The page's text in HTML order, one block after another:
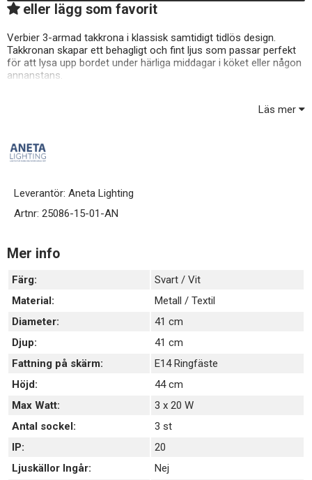
eller lägg som favorit
Verbier 3-armad takkrona i klassisk samtidigt tidlös design.
Takkronan skapar ett behagligt och fint ljus som passar perfekt
för att lysa upp bordet under härliga middagar i köket eller någon
annanstans.
Ljuskällor samt lamppropp ingår ej, köps separat.
Läs mer
Leverantör: Aneta Lighting
Artnr: 25086-15-01-AN
Mer info
Färg:
Svart / Vit
Material:
Metall / Textil
Diameter:
41 cm
Djup:
41 cm
Fattning på skärm:
E14 Ringfäste
Höjd:
44 cm
Max Watt:
3 x 20 W
Antal sockel:
3 st
IP:
20
Ljuskällor Ingår:
Nej